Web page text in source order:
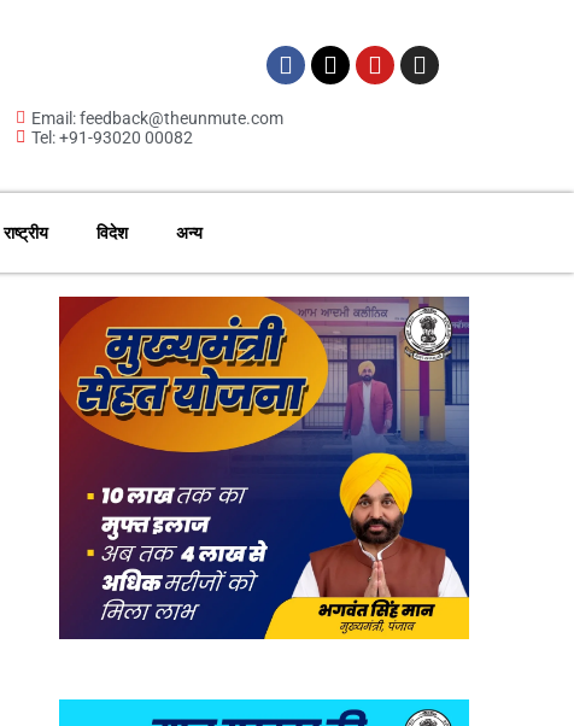
Email: feedback@theunmute.com
Tel: +91-93020 00082
राष्ट्रीय विदेश अन्य